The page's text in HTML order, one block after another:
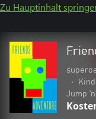
Zu Hauptinhalt
•
Jump